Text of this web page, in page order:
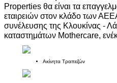
Properties θα είναι τα
εταιρειών στον κλάδο των
συνέλευσης της Κλουκίνας -
καταστημάτων Mothercare,
Ακίνητα Τραπεζών